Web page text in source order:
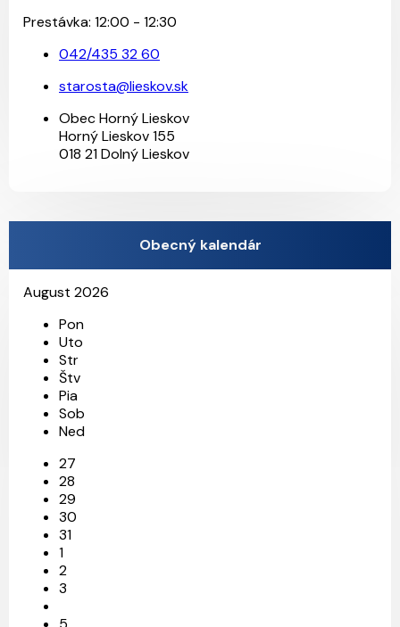
Prestávka: 12:00 - 12:30
042/435 32 60
starosta@lieskov.sk
Obec Horný Lieskov
Horný Lieskov 155
018 21 Dolný Lieskov
Obecný kalendár
August 2026
Pon
Uto
Str
Štv
Pia
Sob
Ned
27
28
29
30
31
1
2
3